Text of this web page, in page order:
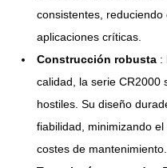
consistentes,
aplicaciones críticas.
Construcción robusta :
calidad, la serie CR2000
hostiles. Su diseño
fiabilidad, minimizando
costes de mantenimiento.